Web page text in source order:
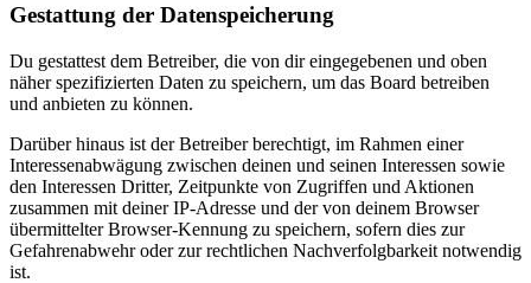
Gestattung der Datenspeicherung
Du gestattest dem Betreiber, die von dir eingegebenen und oben
näher spezifizierten Daten zu speichern, um das Board betreiben
und anbieten zu können.
Darüber hinaus ist der Betreiber berechtigt, im Rahmen einer
Interessenabwägung zwischen deinen und seinen Interessen sowie
den Interessen Dritter, Zeitpunkte von Zugriffen und Aktionen
zusammen mit deiner IP-Adresse und der von deinem Browser
übermittelter Browser-Kennung zu speichern, sofern dies zur
Gefahrenabwehr oder zur rechtlichen Nachverfolgbarkeit notwendig
ist.